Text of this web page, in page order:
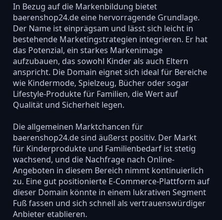
In Bezug auf die Markenbildung bietet
baerenshop24.de eine hervorragende Grundlage.
Der Name ist einprägsam und lässt sich leicht in
bestehende Marketingstrategien integrieren. Er hat
das Potenzial, ein starkes Markenimage
aufzubauen, das sowohl Kinder als auch Eltern
anspricht. Die Domain eignet sich ideal für Bereiche
wie Kindermode, Spielzeug, Bücher oder sogar
Lifestyle-Produkte für Familien, die Wert auf
Qualität und Sicherheit legen.
Die allgemeinen Marktchancen für
baerenshop24.de sind äußerst positiv. Der Markt
für Kinderprodukte und Familienbedarf ist stetig
wachsend, und die Nachfrage nach Online-
Angeboten in diesem Bereich nimmt kontinuierlich
zu. Eine gut positionierte E-Commerce-Plattform auf
dieser Domain könnte in einem lukrativen Segment
Fuß fassen und sich schnell als vertrauenswürdiger
Anbieter etablieren.